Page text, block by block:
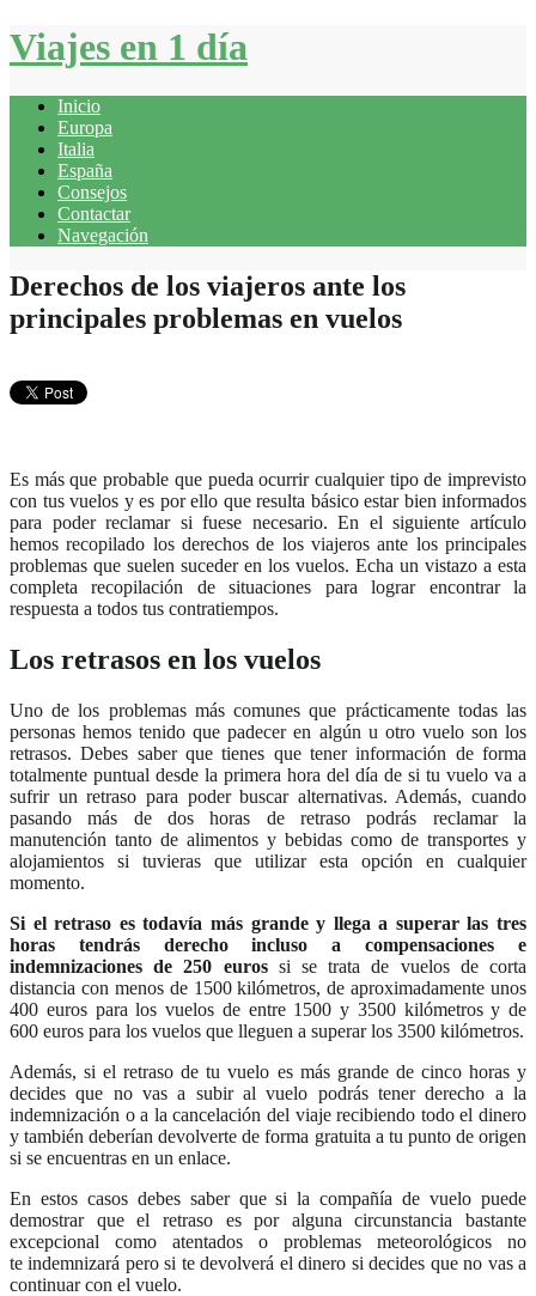
Viajes en 1 día
Inicio
Europa
Italia
España
Consejos
Contactar
Navegación
Derechos de los viajeros ante los
principales problemas en vuelos
Es más que probable que pueda ocurrir cualquier tipo de imprevisto
con tus vuelos y es por ello que resulta básico estar bien informados
para poder reclamar si fuese necesario. En el siguiente artículo
hemos recopilado los derechos de los viajeros ante los principales
problemas que suelen suceder en los vuelos. Echa un vistazo a esta
completa recopilación de situaciones para lograr encontrar la
respuesta a todos tus contratiempos.
Los retrasos en los vuelos
Uno de los problemas más comunes que prácticamente todas las
personas hemos tenido que padecer en algún u otro vuelo son los
retrasos. Debes saber que tienes que tener información de forma
totalmente puntual desde la primera hora del día de si tu vuelo va a
sufrir un retraso para poder buscar alternativas. Además, cuando
pasando más de dos horas de retraso podrás reclamar la
manutención tanto de alimentos y bebidas como de transportes y
alojamientos si tuvieras que utilizar esta opción en cualquier
momento.
Si el retraso es todavía más grande y llega a superar las tres
horas tendrás derecho incluso a compensaciones e
indemnizaciones de 250 eurossi se trata de vuelos de corta
distancia con menos de 1500 kilómetros, de aproximadamente unos
400 euros para los vuelos de entre 1500 y 3500 kilómetros y de
600 euros para los vuelos que lleguen a superar los 3500 kilómetros.
Además, si el retraso de tu vuelo es más grande de cinco horas y
decides que no vas a subir al vuelo podrás tener derecho a la
indemnización o a la cancelación del viaje recibiendo todo el dinero
y también deberían devolverte de forma gratuita a tu punto de origen
si se encuentras en un enlace.
En estos casos debes saber que si la compañía de vuelo puede
demostrar que el retraso es por alguna circunstancia bastante
excepcional como atentados o problemas meteorológicos no
te indemnizará pero si te devolverá el dinero si decides que no vas a
continuar con el vuelo.